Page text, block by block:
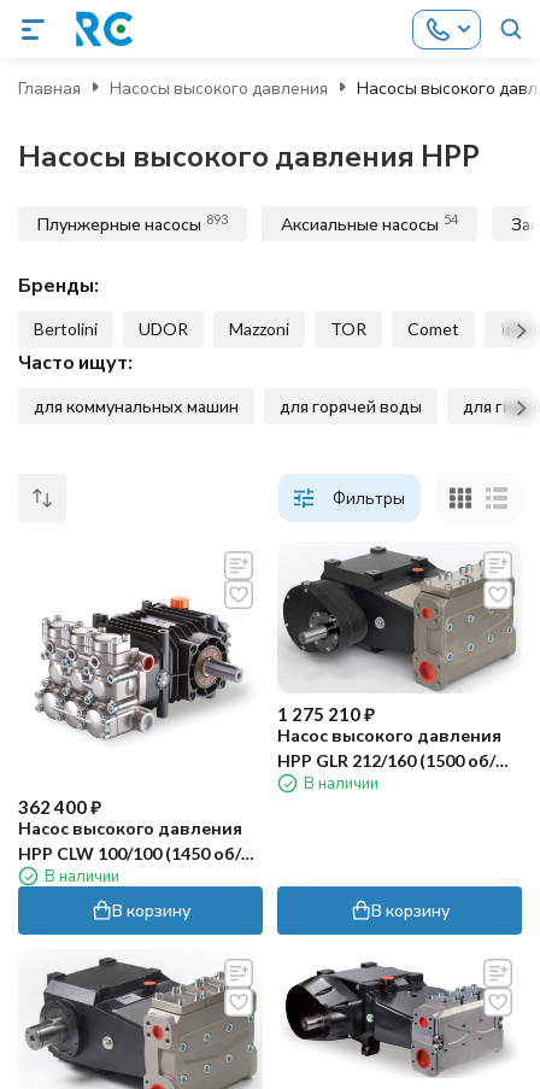
Главная Насосы высокого давления Насосы высокого
Насосы высокого давления HPP
Плунжерные насосы 893 Аксиальные насосы 54
Бренды:
Bertolini UDOR Mazzoni TOR Comet
Часто ищут:
для коммунальных машин для горячей воды для
Фильтры
362 400₽
Насос высокого давления
HPP CLW 100/100 (1450 об/
мин)В наличии
В корзину
1 275 210₽
Насос высокого давления
HPP GLR 212/160 (1500 об/
мин)В наличии
В корзину